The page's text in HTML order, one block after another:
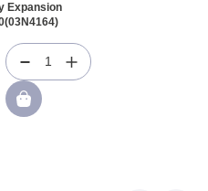
Expansion
1